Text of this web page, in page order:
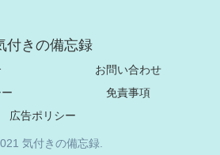
付きの備忘録
お問い合わせ
免責事項
広告ポリシー
気付きの備忘録.